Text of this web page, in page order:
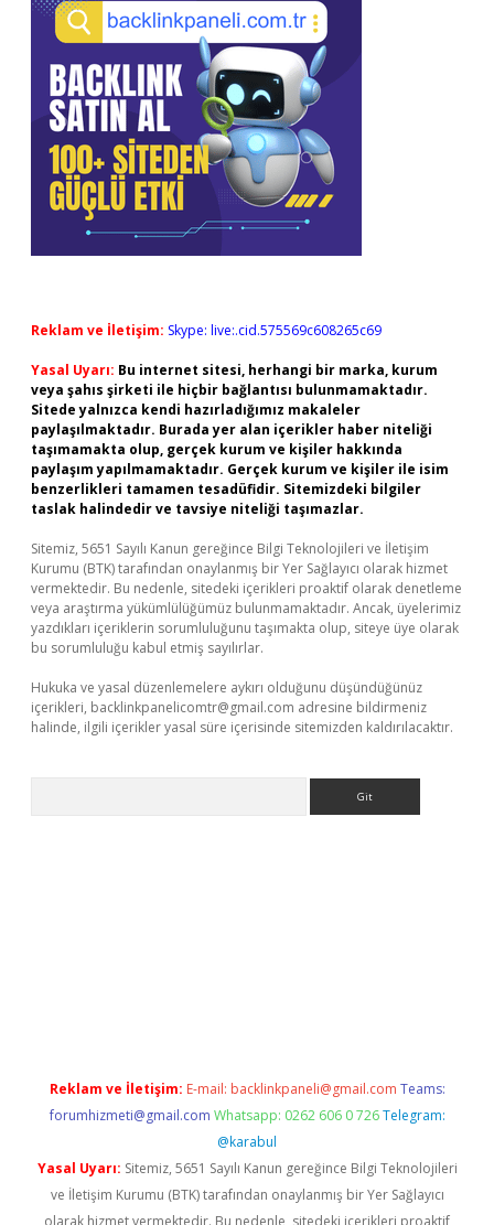
Reklam ve İletişim: Skype: live:.cid.575569c608265c69
Yasal Uyarı: Bu internet sitesi, herhangi bir marka, kurum
veya şahıs şirketi ile hiçbir bağlantısı bulunmamaktadır.
Sitede yalnızca kendi hazırladığımız makaleler
paylaşılmaktadır. Burada yer alan içerikler haber niteliği
taşımamakta olup, gerçek kurum ve kişiler hakkında
paylaşım yapılmamaktadır. Gerçek kurum ve kişiler ile isim
benzerlikleri tamamen tesadüfidir. Sitemizdeki bilgiler
taslak halindedir ve tavsiye niteliği taşımazlar.
Sitemiz, 5651 Sayılı Kanun gereğince Bilgi Teknolojileri ve İletişim
Kurumu (BTK) tarafından onaylanmış bir Yer Sağlayıcı olarak hizmet
vermektedir. Bu nedenle, sitedeki içerikleri proaktif olarak denetleme
veya araştırma yükümlülüğümüz bulunmamaktadır. Ancak, üyelerimiz
yazdıkları içeriklerin sorumluluğunu taşımakta olup, siteye üye olarak
bu sorumluluğu kabul etmiş sayılırlar.
Hukuka ve yasal düzenlemelere aykırı olduğunu düşündüğünüz
içerikleri, backlinkpanelicomtr@gmail.com adresine bildirmeniz
halinde, ilgili içerikler yasal süre içerisinde sitemizden kaldırılacaktır.
Reklam ve İletişim: E-mail: backlinkpaneli@gmail.com Teams:
forumhizmeti@gmail.com Whatsapp: 0262 606 0 726 Telegram:
@karabul
Yasal Uyarı: Sitemiz, 5651 Sayılı Kanun gereğince Bilgi Teknolojileri
ve İletişim Kurumu (BTK) tarafından onaylanmış bir Yer Sağlayıcı
olarak hizmet vermektedir. Bu nedenle, sitedeki içerikleri proaktif